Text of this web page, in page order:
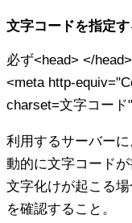
文字コードを指定す
必ず<head> </
<meta http-
charset=文字コード
利用するサーバー
動的に文字コード
文字化けが起こる
を確認すること。